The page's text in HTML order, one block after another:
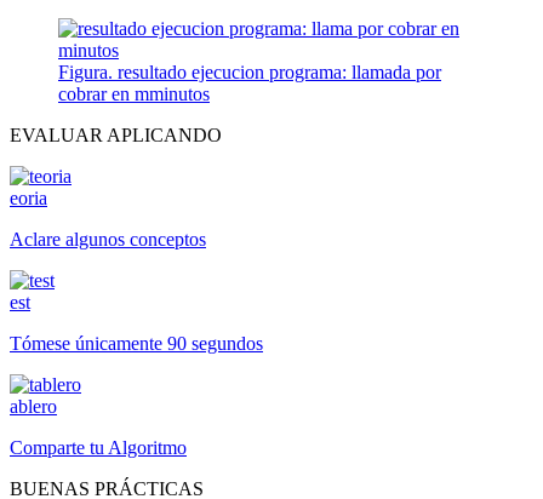
Figura. resultado ejecucion programa: llamada por
cobrar en mminutos
EVALUAR APLICANDO
eoria
Aclare algunos conceptos
est
Tómese únicamente 90 segundos
ablero
Comparte tu Algoritmo
BUENAS PRÁCTICAS